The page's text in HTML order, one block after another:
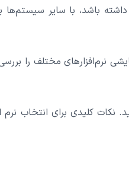
داشته باشد، با سایر
نرم‌افزارهای مختلف را
نکات کلیدی برای انتخاب نرم